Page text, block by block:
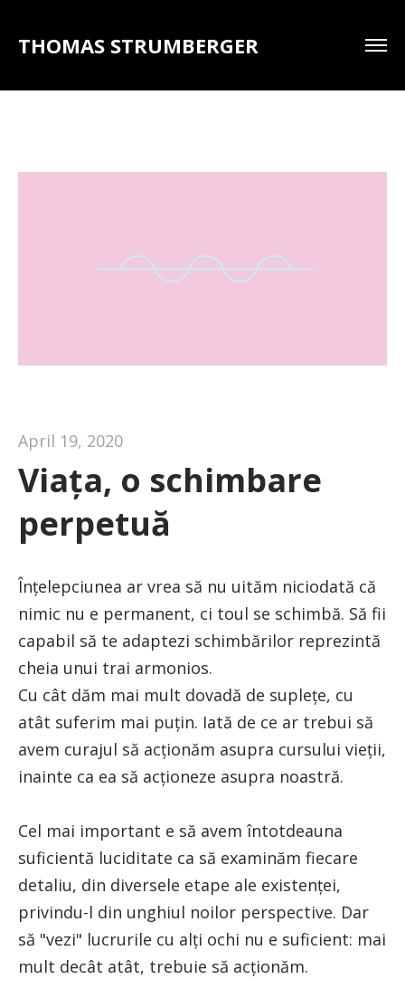
THOMAS STRUMBERGER
April 19, 2020
Viața, o schimbare
perpetuă
Înțelepciunea ar vrea să nu uităm niciodată că
nimic nu e permanent, ci toul se schimbă. Să fii
capabil să te adaptezi schimbărilor reprezintă
cheia unui trai armonios.
Cu cât dăm mai mult dovadă de suplețe, cu
atât suferim mai puțin. Iată de ce ar trebui să
avem curajul să acționăm asupra cursului vieții,
inainte ca ea să acționeze asupra noastră.
Cel mai important e să avem întotdeauna
suficientă luciditate ca să examinăm fiecare
detaliu, din diversele etape ale existenței,
privindu-l din unghiul noilor perspective. Dar
să "vezi" lucrurile cu alți ochi nu e suficient: mai
mult decât atât, trebuie să acționăm.